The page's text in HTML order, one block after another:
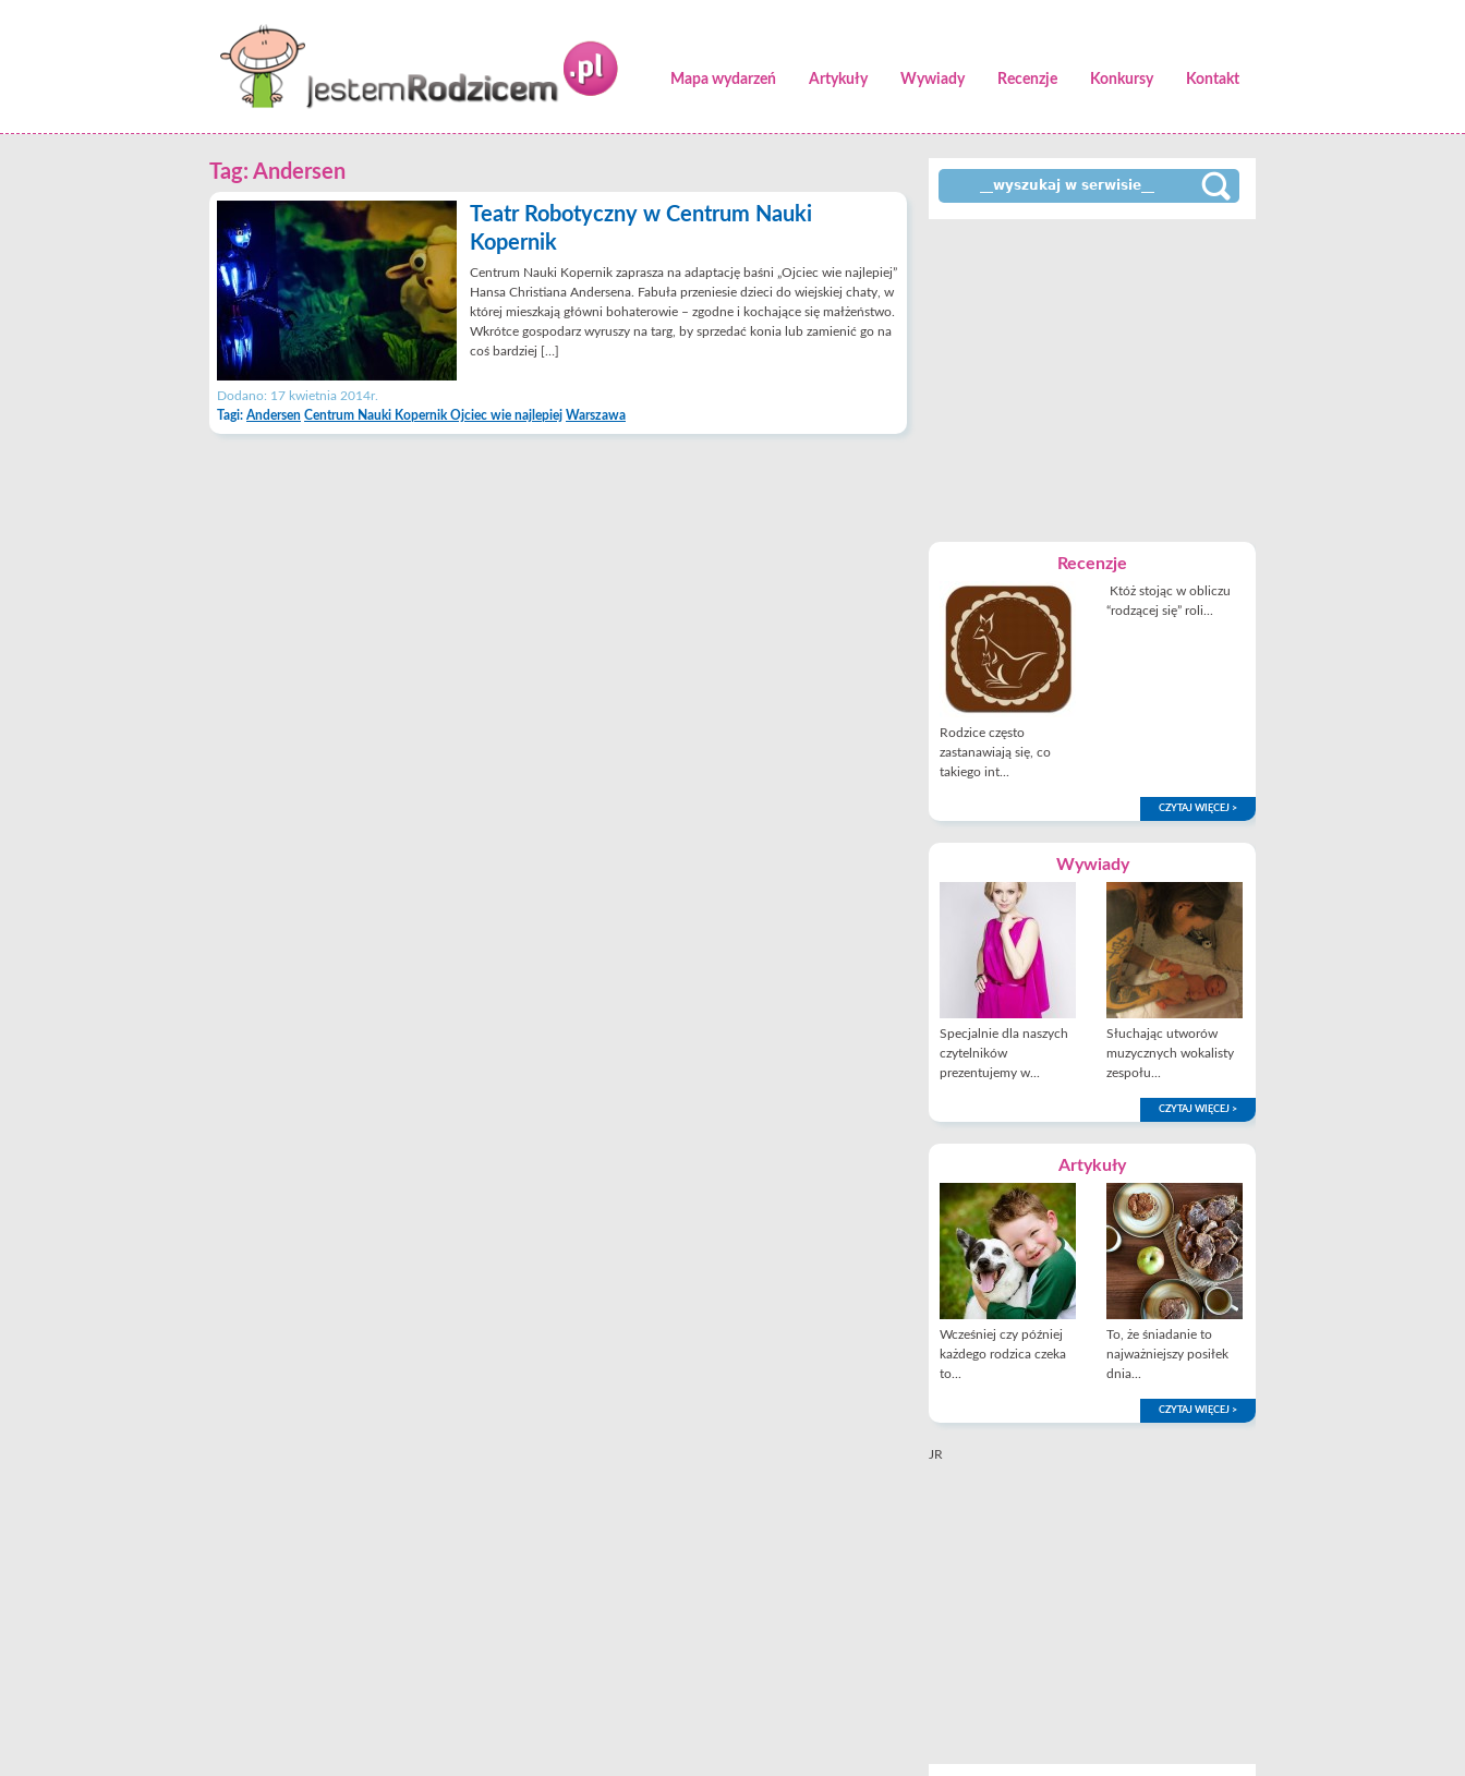
Mapa wydarzeń Artykuły Wywiady Recenzje Konkursy Kontakt
Tag: Andersen
Teatr Robotyczny w Centrum Nauki
Kopernik
Centrum Nauki Kopernik zaprasza na adaptację baśni „Ojciec wie najlepiej”
Hansa Christiana Andersena. Fabuła przeniesie dzieci do wiejskiej chaty, w
której mieszkają główni bohaterowie – zgodne i kochające się małżeństwo.
Wkrótce gospodarz wyruszy na targ, by sprzedać konia lub zamienić go na
coś bardziej […]
Dodano: 17 kwietnia 2014r.
Tagi: Andersen Centrum Nauki Kopernik Ojciec wie najlepiej Warszawa
Recenzje
Rodzice często
zastanawiają się, co
takiego int...
Któż stojąc w obliczu
“rodzącej się” roli...
CZYTAJ WIĘCEJ >
Wywiady
Specjalnie dla naszych
czytelników
prezentujemy w...
Słuchając utworów
muzycznych wokalisty
zespołu...
CZYTAJ WIĘCEJ >
Artykuły
Wcześniej czy później
każdego rodzica czeka
to...
To, że śniadanie to
najważniejszy posiłek
dnia...
CZYTAJ WIĘCEJ >
JR